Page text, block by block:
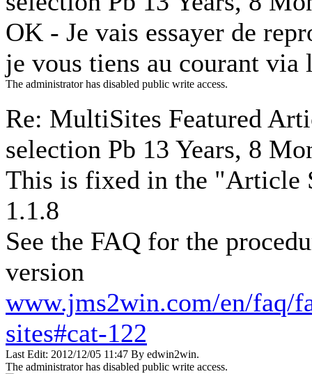
OK - Je vais essayer de
je vous tiens au courant via
The administrator has disabled public write access.
Re: MultiSites Featured
selection Pb 13 Years, 8
This is fixed in the "Article
1.1.8
See the FAQ for the
version
www.jms2win.com/en/faq/
sites#cat-122
Last Edit: 2012/12/05 11:47 By edwin2win.
The administrator has disabled public write access.